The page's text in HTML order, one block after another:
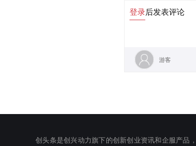
登录后发表评论
游客
创头条是创兴动力旗下的创新创业资讯和企服产品